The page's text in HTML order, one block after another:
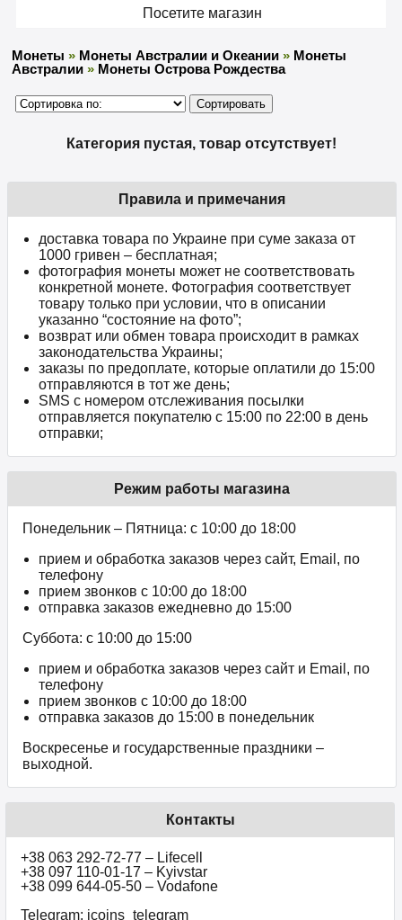
Посетите магазин
Монеты » Монеты Австралии и Океании » Монеты
Австралии » Монеты Острова Рождества
Категория пустая, товар отсутствует!
Правила и примечания
доставка товара по Украине при суме заказа от
1000 гривен – бесплатная;
фотография монеты может не соответствовать
конкретной монете. Фотография соответствует
товару только при условии, что в описании
указанно “состояние на фото”;
возврат или обмен товара происходит в рамках
законодательства Украины;
заказы по предоплате, которые оплатили до 15:00
отправляются в тот же день;
SMS с номером отслеживания посылки
отправляется покупателю с 15:00 по 22:00 в день
отправки;
Режим работы магазина
Понедельник – Пятница: с 10:00 до 18:00
прием и обработка заказов через сайт, Email, по
телефону
прием звонков c 10:00 до 18:00
отправка заказов ежедневно до 15:00
Суббота: с 10:00 до 15:00
прием и обработка заказов через сайт и Email, по
телефону
прием звонков c 10:00 до 18:00
отправка заказов до 15:00 в понедельник
Воскресенье и государственные праздники –
выходной.
Контакты
+38 063 292-72-77 – Lifecell
+38 097 110-01-17 – Kyivstar
+38 099 644-05-50 – Vodafone
Telegram: icoins_telegram